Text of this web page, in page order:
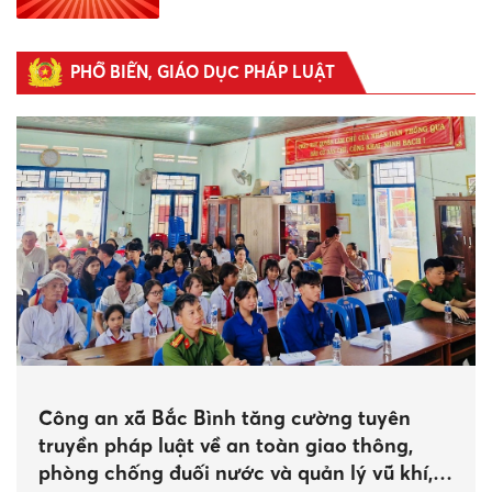
14:02 13/05/2026| 690
PHỔ BIẾN, GIÁO DỤC PHÁP LUẬT
Công an xã Bắc Bình tăng cường tuyên
truyền pháp luật về an toàn giao thông,
phòng chống đuối nước và quản lý vũ khí,